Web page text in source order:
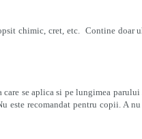
chimic, cret, etc. Contine doar
se aplica si pe lungimea parului
este recomandat pentru copii. A